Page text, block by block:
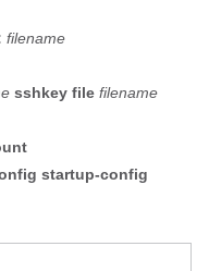
filename
sshkey file filename
startup-config